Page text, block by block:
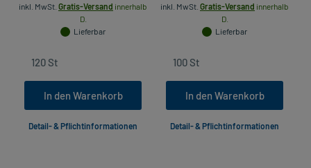
inkl. MwSt. Gratis-Versand innerhalb
D.
Lieferbar
In den Warenkorb
Detail- & Pflichtinformationen
inkl. MwSt. Gratis-Versand innerhalb
D.
Lieferbar
In den Warenkorb
Detail- & Pflichtinformationen